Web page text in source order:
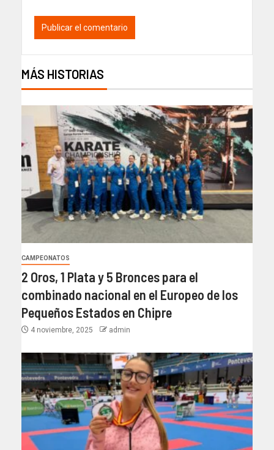
MÁS HISTORIAS
CAMPEONATOS
2 Oros, 1 Plata y 5 Bronces para el
combinado nacional en el Europeo de los
Pequeños Estados en Chipre
4 noviembre, 2025 admin